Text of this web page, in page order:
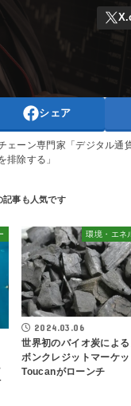
シェア
ェーン専門家「デジタル通
排除する」
環境・エネ
2024.03.06
世界初のバイオ炭によ
ボンクレジットマーケ
Toucanがローンチ